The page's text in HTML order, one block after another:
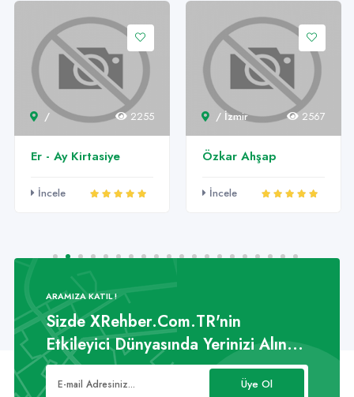
/ İzmir 2567
Özkar Ahşap
İncele
çankaya / Ankara 558
IRCA Baş Denetçi
ARAMIZA KATIL !
Sizde XRehber.Com.TR'nin
Etkileyici Dünyasında Yerinizi Alın...
Üye Ol